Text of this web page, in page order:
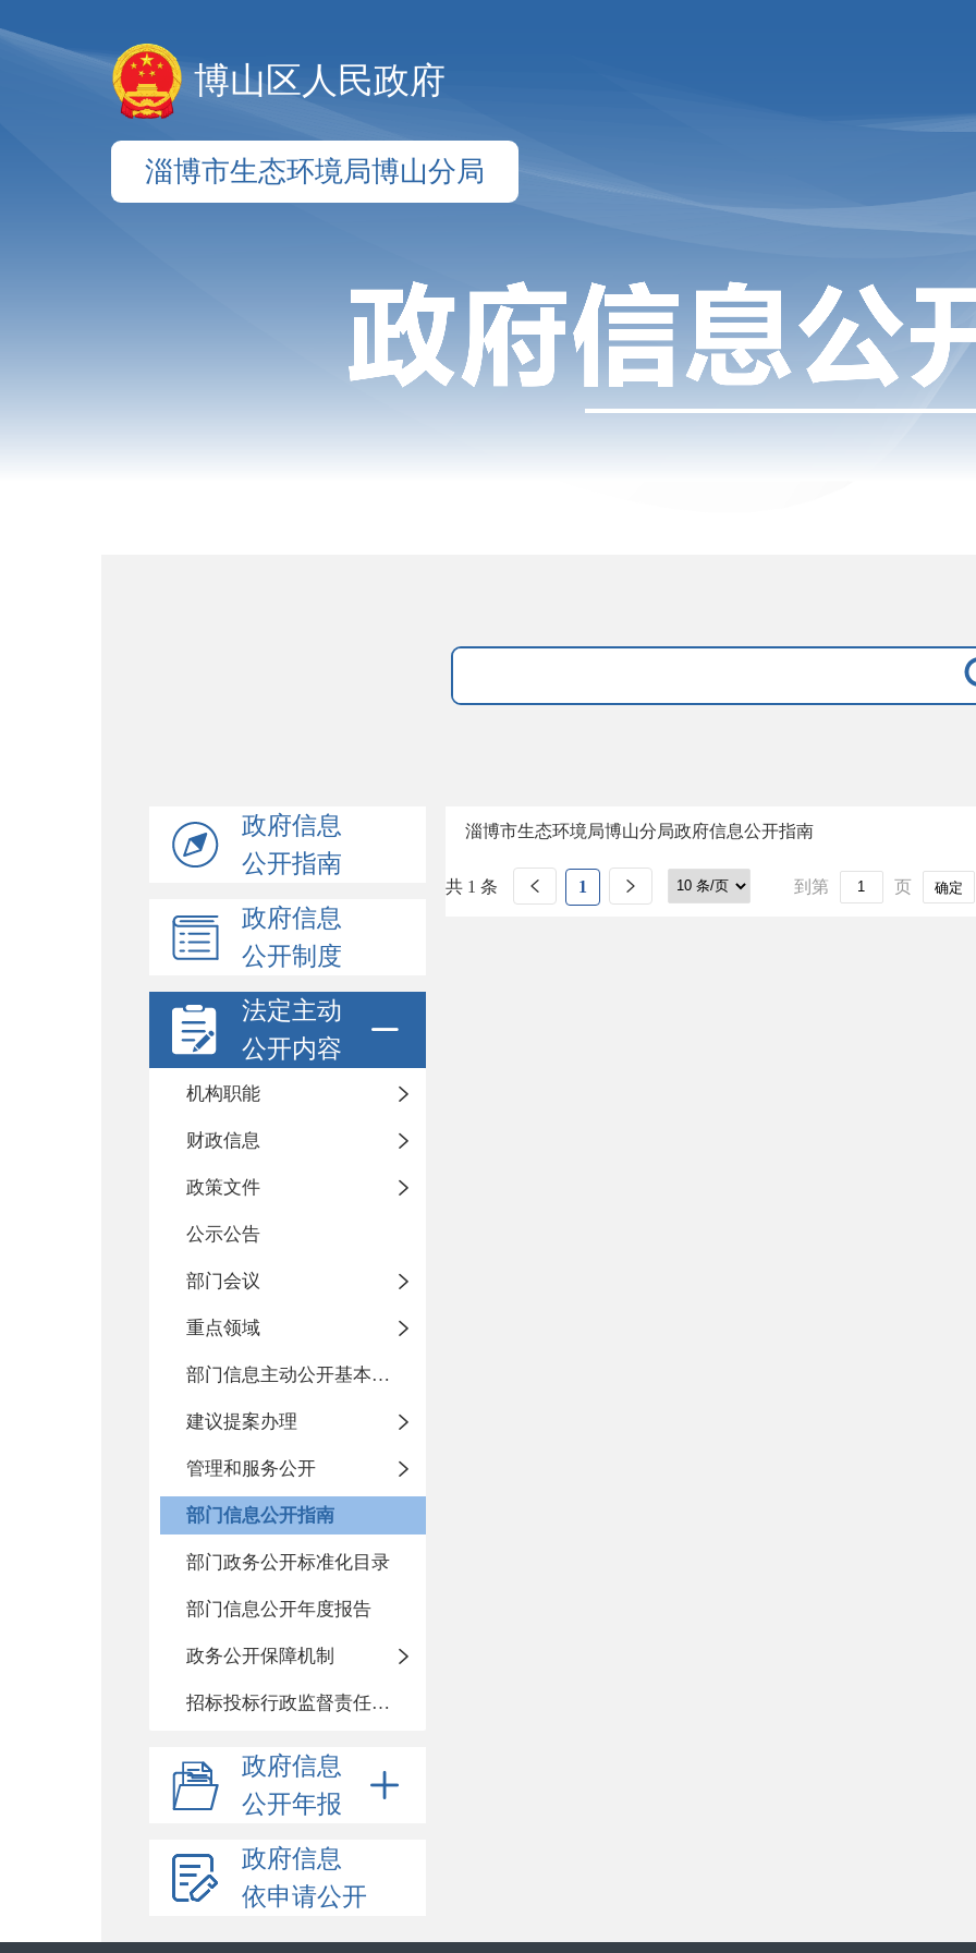
博山区人民政府
淄博市生态环境局博山分局
政府信息
公开指南
政府信息
公开制度
法定主动
公开内容
机构职能
财政信息
政策文件
公示公告
部门会议
重点领域
部门信息主动公开基本目录
建议提案办理
管理和服务公开
部门信息公开指南
部门政务公开标准化目录
部门信息公开年度报告
政务公开保障机制
招标投标行政监督责任清单
政府信息
公开年报
政府信息
依申请公开
淄博市生态环境局博山分局政府信息公开指南
共 1 条 1 到第 页 确定